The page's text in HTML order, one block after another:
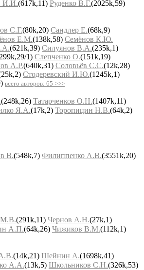
И.И.(617k,11) Руденко В.Г.(2025k,59)
С.Г.(80k,20) Сандлер Е.(68k,9)
Е.М.(138k,58) Семёнов К.Ю.
(621k,39) Силуянов В.А.(235k,1)
1) Слепченко О.(151k,19)
А.Р.(640k,31) Соловьёв С.С.(12k,28)
Стодеревский И.Ю.(1245k,1)
всего авторов: 65 >>>
(248k,26) Татарченков О.Н.(1407k,11)
Я.А.(17k,2) Торопицин Н.В.(64k,2)
В.(548k,7) Филиппенко А.В.(3551k,20)
М.В.(291k,11) Чернов А.Н.(27k,1)
А.П.(64k,26) Чижиков В.М.(112k,1)
(14k,21) Шейнин А.(1698k,41)
А.А.(13k,5) Школьников С.Н.(326k,53)